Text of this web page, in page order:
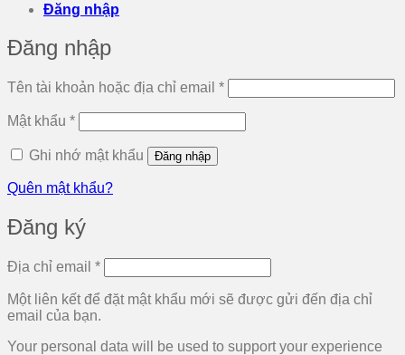
Đăng nhập
Đăng nhập
Tên tài khoản hoặc địa chỉ email *Bắt
buộc
Mật khẩu *Bắt
buộc
Ghi nhớ mật khẩu
Đăng nhập
Quên mật khẩu?
Đăng ký
Địa chỉ email *Bắt
buộc
Một liên kết để đặt mật khẩu mới sẽ được gửi đến địa chỉ
email của bạn.
Your personal data will be used to support your experience